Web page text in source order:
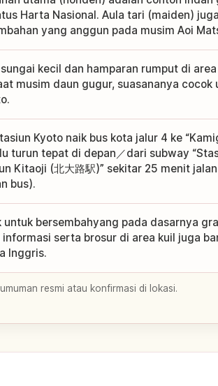
Harta Nasional. Aula tari (maiden)
yang anggun pada musim Aoi
kecil dan hamparan rumput di
musim daun gugur, suasananya
Kyoto naik bus kota jalur 4 ke
turun tepat di depan／dari subway
Kitaoji (北大路駅)” sekitar 25 menit
bus).
untuk bersembahyang pada dasarnya
informasi serta brosur di area kuil juga
Inggris.
resmi atau konfirmasi di lokasi.